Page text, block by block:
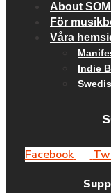
About
För
Våra
Indie
Facebook